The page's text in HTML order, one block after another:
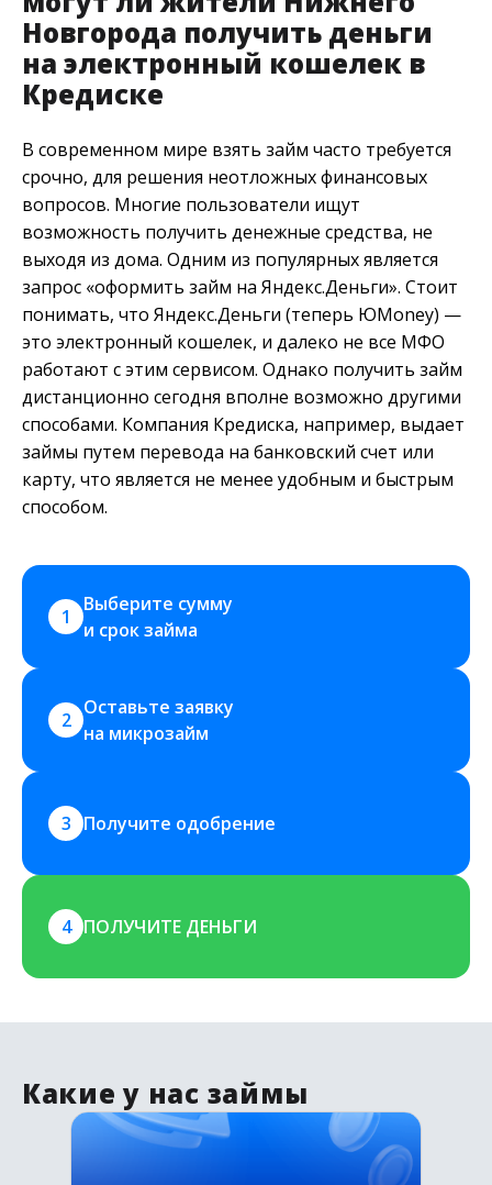
Новгорода получить деньги
на электронный кошелек в
Кредиске
В современном мире взять займ часто требуется
срочно, для решения неотложных финансовых
вопросов. Многие пользователи ищут
возможность получить денежные средства, не
выходя из дома. Одним из популярных является
запрос «оформить займ на Яндекс.Деньги». Стоит
понимать, что Яндекс.Деньги (теперь ЮMoney) —
это электронный кошелек, и далеко не все МФО
работают с этим сервисом. Однако получить займ
дистанционно сегодня вполне возможно другими
способами. Компания Кредиска, например, выдает
займы путем перевода на банковский счет или
карту, что является не менее удобным и быстрым
способом.
1
Выберите сумму
и срок займа
2
Оставьте заявку
на микрозайм
3 Получите одобрение
4 ПОЛУЧИТЕ ДЕНЬГИ
Какие у нас займы